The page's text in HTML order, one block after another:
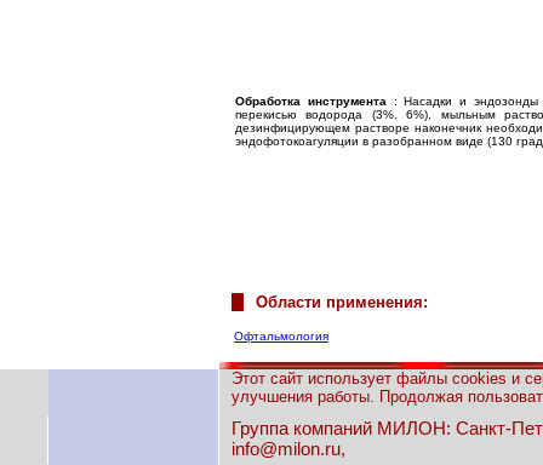
Обработка инструмента : Насадки и эндозонды
перекисью водорода (3%. 6%), мыльным
дезинфицирующем растворе наконечник
эндофотокоагуляции в разобранном виде (130
Области применения:
Офтальмология
Этот сайт использует файлы cookies и
улучшения работы. Продолжая
Группа компаний МИЛОН: Санкт-
info@milon.ru,